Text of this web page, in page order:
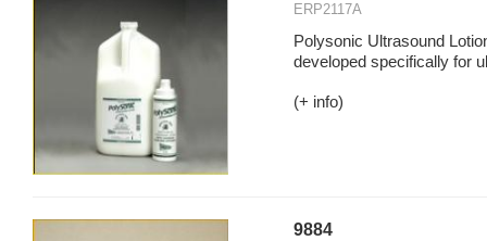
ERP2117A
Polysonic Ultrasound
developed specifically for
(+ info)
9884